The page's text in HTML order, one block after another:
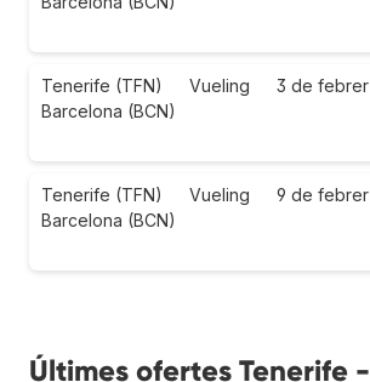
Tenerife (TFN)
Barcelona (BCN)
Vueling 3 de febrer
Tenerife (TFN)
Barcelona (BCN)
Vueling 9 de febrer
Últimes ofertes Tenerife -